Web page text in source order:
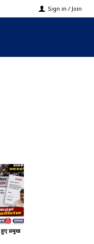
Sign in / Join